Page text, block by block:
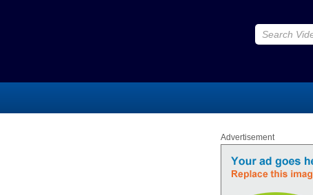
Advertisement